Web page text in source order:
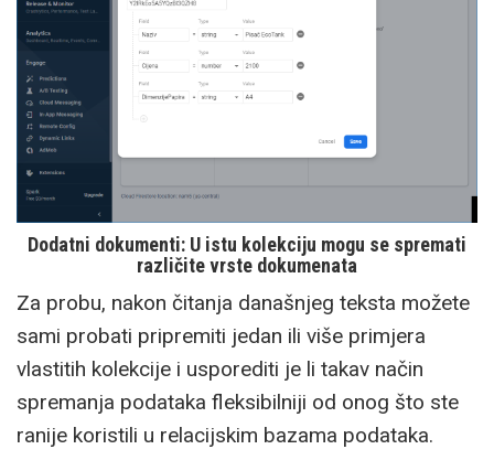
Dodatni dokumenti: U istu kolekciju mogu se spremati
različite vrste dokumenata
Za probu, nakon čitanja današnjeg teksta možete
sami probati pripremiti jedan ili više primjera
vlastitih kolekcije i usporediti je li takav način
spremanja podataka fleksibilniji od onog što ste
ranije koristili u relacijskim bazama podataka.